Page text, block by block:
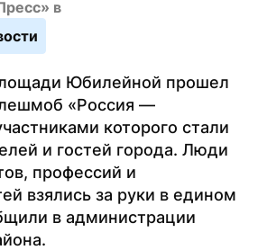
в
Юбилейной прошел
«Россия —
которого стали
и гостей города. Люди
профессий и
взялись за руки в едином
в администрации